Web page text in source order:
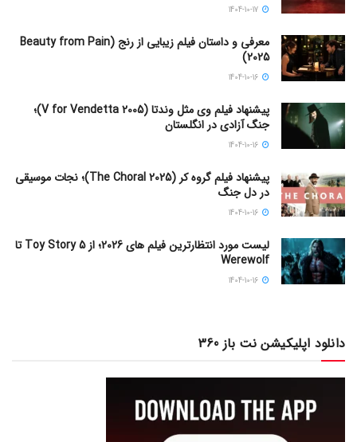
معرفی و داستان فیلم زیبایی از رنج (Beauty from Pain
2025)
پیشنهاد فیلم وی مثل وندتا (V for Vendetta 2005)؛
جنگ آزادی در انگلستان
پیشنهاد فیلم گروه کر (The Choral 2025)؛ نجات موسیقی
در دل جنگ
لیست مورد انتظارترین فیلم های 2026؛ از Toy Story 5 تا
Werewolf
دانلود اپلیکیشن نت باز 360